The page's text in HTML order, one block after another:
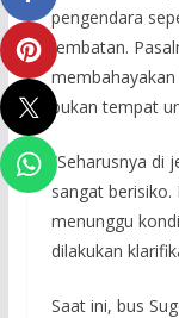
pengendara
jembatan.
bukan tempat
“Seharusnya
sangat berisiko.
menunggu
dilakukan
Saat ini, bus